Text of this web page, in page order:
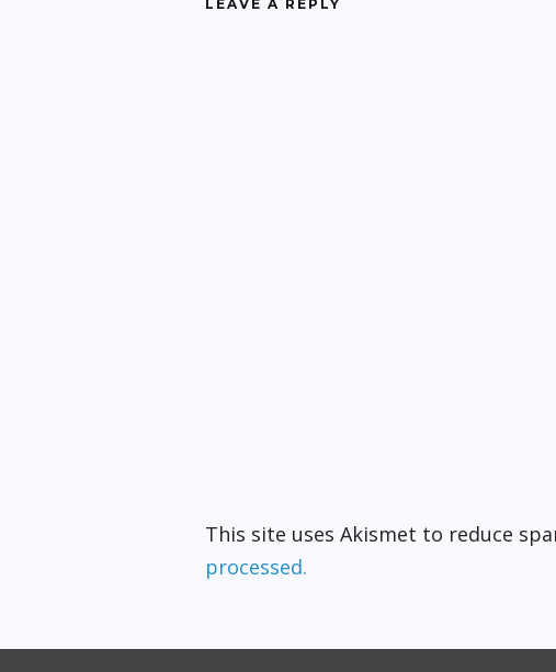
LEAVE A REPLY
This site uses Akismet to reduce
processed.